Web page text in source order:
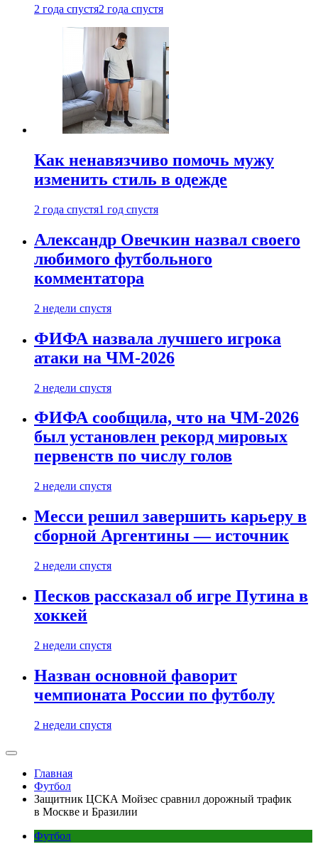
2 года спустя2 года спустя
Как ненавязчиво помочь мужу
изменить стиль в одежде
2 года спустя1 год спустя
Александр Овечкин назвал своего
любимого футбольного
комментатора
2 недели спустя
ФИФА назвала лучшего игрока
атаки на ЧМ-2026
2 недели спустя
ФИФА сообщила, что на ЧМ-2026
был установлен рекорд мировых
первенств по числу голов
2 недели спустя
Месси решил завершить карьеру в
сборной Аргентины — источник
2 недели спустя
Песков рассказал об игре Путина в
хоккей
2 недели спустя
Назван основной фаворит
чемпионата России по футболу
2 недели спустя
Главная
Футбол
Защитник ЦСКА Мойзес сравнил дорожный трафик
в Москве и Бразилии
Футбол